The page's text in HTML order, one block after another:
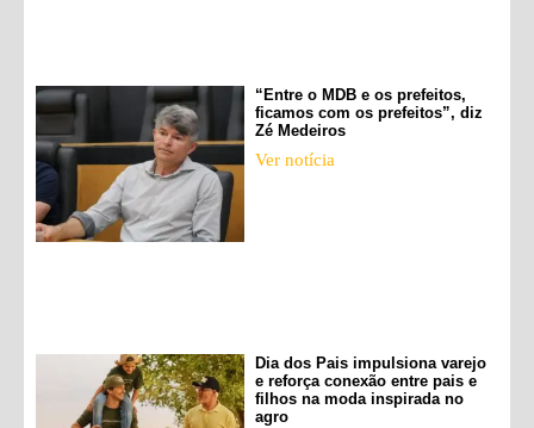
“Entre o MDB e os prefeitos,
ficamos com os prefeitos”, diz
Zé Medeiros
Ver notícia
Dia dos Pais impulsiona varejo
e reforça conexão entre pais e
filhos na moda inspirada no
agro